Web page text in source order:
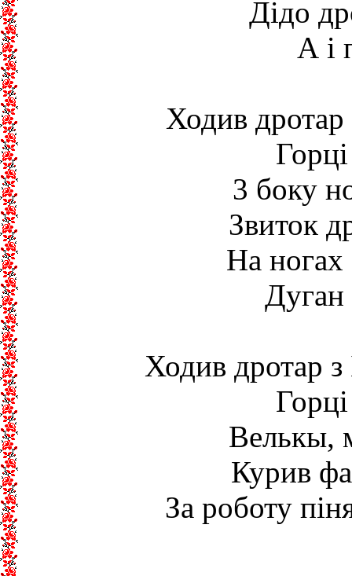
Дідо
А і
Ходив
3 боку
Звиток
На ногах
Дуган
Ходив дротар
Велькы,
Курив
За роботу